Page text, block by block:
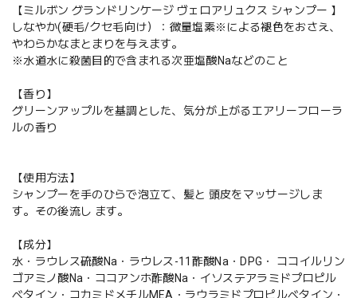
【ミルボン グランドリンケージ ヴェロアリュクス シャンプー 】
しなやか(硬毛/クセ毛向け）：微量塩素※による褪色をおさえ、
やわらかなまとまりを与えます。
※水道水に殺菌目的で含まれる次亜塩酸Naなどのこと
【香り】
グリーンアップルを基調とした、気分が上がるエアリーフローラ
ルの香り
【使用方法】
シャンプーを手のひらで泡立て、髪と 頭皮をマッサージしま
す。その後流し ます。
【成分】
水・ラウレス硫酸Na・ラウレス-11酢酸Na・DPG・ ココイルリン
ゴアミノ酸Na・ココアンホ酢酸Na・イソステアラミドプロピル
ベタイン・コカミドメチルMEA・ラウラミドプロピルベタイン・